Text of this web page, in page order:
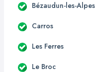
Bézaudun-les-Alpes
Carros
Les Ferres
Le Broc